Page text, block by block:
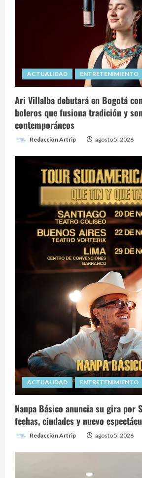
ACTUALIDAD ENTRETENIMIENTO
Ari Villalba debutará en Bogotá
boleros que fusiona tradición y
contemporáneos
Redacción Artrip agosto 5, 2026
ACTUALIDAD ENTRETENIMIENTO
Nanpa Básico anuncia su gira por
fechas, ciudades y nuevo
Redacción Artrip agosto 5, 2026